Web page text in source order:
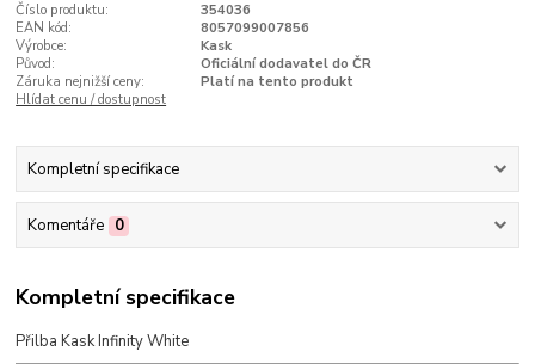
Číslo produktu:
354036
EAN kód:
8057099007856
Výrobce:
Kask
Původ:
Oficiální dodavatel do ČR
Záruka nejnižší ceny:
Platí na tento produkt
Hlídat cenu / dostupnost
Kompletní specifikace
Komentáře 0
Kompletní specifikace
Přilba Kask Infinity White